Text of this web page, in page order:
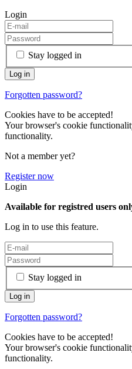
Login
Stay logged in
Forgotten password?
Cookies have to be accepted!
Your browser's cookie
functionality.
Not a member yet?
Register now
Login
Available for registred users
Log in to use this feature.
Stay logged in
Forgotten password?
Cookies have to be accepted!
Your browser's cookie
functionality.